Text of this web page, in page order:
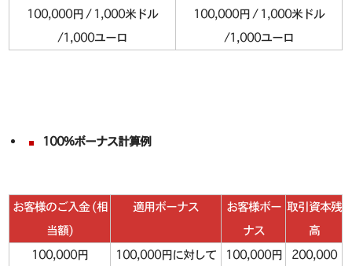
100,000円 / 1,000米ドル
/1,000ユーロ
100,000円 / 1,000米ドル
/1,000ユーロ
100%ボーナス計算例
お客様のご入金 (相
当額)
適用ボーナス
お客様ボー
ナス
取引資本残
高
100,000円
100,000円に対して
100,000円
200,000